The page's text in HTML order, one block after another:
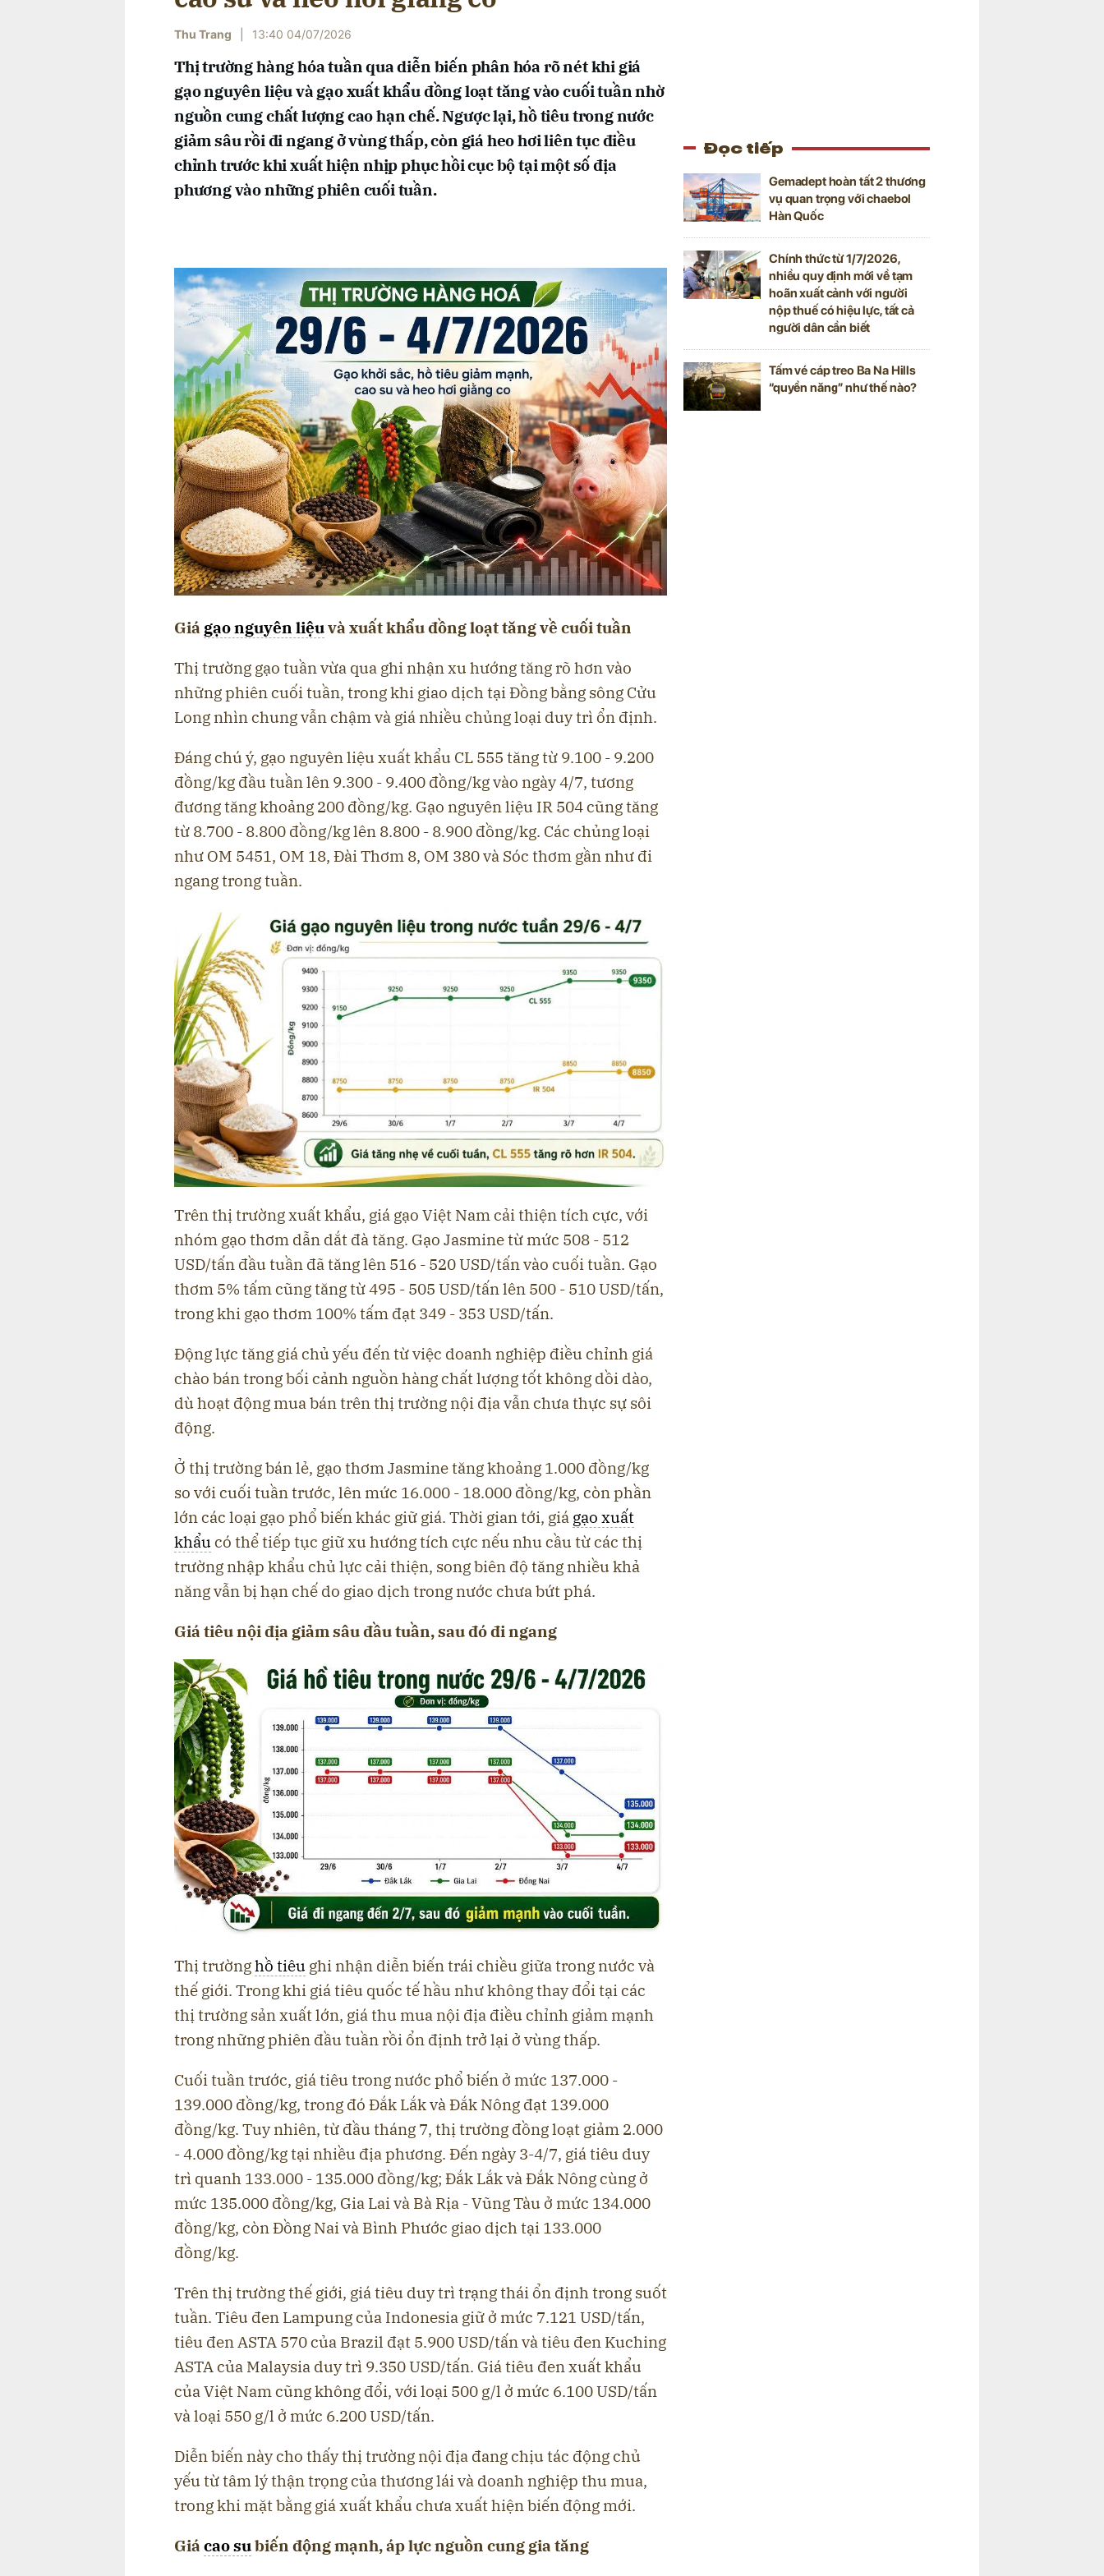
Thu Trang 13:40 04/07/2026
Thị trường hàng hóa tuần qua diễn biến phân hóa rõ nét khi giá
gạo nguyên liệu và gạo xuất khẩu đồng loạt tăng vào cuối tuần nhờ
nguồn cung chất lượng cao hạn chế. Ngược lại, hồ tiêu trong nước
giảm sâu rồi đi ngang ở vùng thấp, còn giá heo hơi liên tục điều
chỉnh trước khi xuất hiện nhịp phục hồi cục bộ tại một số địa
phương vào những phiên cuối tuần.
Giá gạo nguyên liệuvà xuất khẩu đồng loạt tăng về cuối tuần
Thị trường gạo tuần vừa qua ghi nhận xu hướng tăng rõ hơn vào
những phiên cuối tuần, trong khi giao dịch tại Đồng bằng sông Cửu
Long nhìn chung vẫn chậm và giá nhiều chủng loại duy trì ổn định.
Đáng chú ý, gạo nguyên liệu xuất khẩu CL 555 tăng từ 9.100 - 9.200
đồng/kg đầu tuần lên 9.300 - 9.400 đồng/kg vào ngày 4/7, tương
đương tăng khoảng 200 đồng/kg. Gạo nguyên liệu IR 504 cũng tăng
từ 8.700 - 8.800 đồng/kg lên 8.800 - 8.900 đồng/kg. Các chủng loại
như OM 5451, OM 18, Đài Thơm 8, OM 380 và Sóc thơm gần như đi
ngang trong tuần.
Trên thị trường xuất khẩu, giá gạo Việt Nam cải thiện tích cực, với
nhóm gạo thơm dẫn dắt đà tăng. Gạo Jasmine từ mức 508 - 512
USD/tấn đầu tuần đã tăng lên 516 - 520 USD/tấn vào cuối tuần. Gạo
thơm 5% tấm cũng tăng từ 495 - 505 USD/tấn lên 500 - 510 USD/tấn,
trong khi gạo thơm 100% tấm đạt 349 - 353 USD/tấn.
Động lực tăng giá chủ yếu đến từ việc doanh nghiệp điều chỉnh giá
chào bán trong bối cảnh nguồn hàng chất lượng tốt không dồi dào,
dù hoạt động mua bán trên thị trường nội địa vẫn chưa thực sự sôi
động.
Ở thị trường bán lẻ, gạo thơm Jasmine tăng khoảng 1.000 đồng/kg
so với cuối tuần trước, lên mức 16.000 - 18.000 đồng/kg, còn phần
lớn các loại gạo phổ biến khác giữ giá. Thời gian tới, giá gạo xuất
khẩucó thể tiếp tục giữ xu hướng tích cực nếu nhu cầu từ các thị
trường nhập khẩu chủ lực cải thiện, song biên độ tăng nhiều khả
năng vẫn bị hạn chế do giao dịch trong nước chưa bứt phá.
Giá tiêu nội địa giảm sâu đầu tuần, sau đó đi ngang
Thị trườnghồ tiêu ghi nhận diễn biến trái chiều giữa trong nước và
thế giới. Trong khi giá tiêu quốc tế hầu như không thay đổi tại các
thị trường sản xuất lớn, giá thu mua nội địa điều chỉnh giảm mạnh
trong những phiên đầu tuần rồi ổn định trở lại ở vùng thấp.
Cuối tuần trước, giá tiêu trong nước phổ biến ở mức 137.000 -
139.000 đồng/kg, trong đó Đắk Lắk và Đắk Nông đạt 139.000
đồng/kg. Tuy nhiên, từ đầu tháng 7, thị trường đồng loạt giảm 2.000
- 4.000 đồng/kg tại nhiều địa phương. Đến ngày 3-4/7, giá tiêu duy
trì quanh 133.000 - 135.000 đồng/kg; Đắk Lắk và Đắk Nông cùng ở
mức 135.000 đồng/kg, Gia Lai và Bà Rịa - Vũng Tàu ở mức 134.000
đồng/kg, còn Đồng Nai và Bình Phước giao dịch tại 133.000
đồng/kg.
Trên thị trường thế giới, giá tiêu duy trì trạng thái ổn định trong suốt
tuần. Tiêu đen Lampung của Indonesia giữ ở mức 7.121 USD/tấn,
tiêu đen ASTA 570 của Brazil đạt 5.900 USD/tấn và tiêu đen Kuching
ASTA của Malaysia duy trì 9.350 USD/tấn. Giá tiêu đen xuất khẩu
của Việt Nam cũng không đổi, với loại 500 g/l ở mức 6.100 USD/tấn
và loại 550 g/l ở mức 6.200 USD/tấn.
Diễn biến này cho thấy thị trường nội địa đang chịu tác động chủ
yếu từ tâm lý thận trọng của thương lái và doanh nghiệp thu mua,
trong khi mặt bằng giá xuất khẩu chưa xuất hiện biến động mới.
Giá cao subiến động mạnh, áp lực nguồn cung gia tăng
Đọc tiếp
Gemadept hoàn tất 2 thương
vụ quan trọng với chaebol
Hàn Quốc
Chính thức từ 1/7/2026,
nhiều quy định mới về tạm
hoãn xuất cảnh với người
nộp thuế có hiệu lực, tất cả
người dân cần biết
Tấm vé cáp treo Ba Na Hills
“quyền năng” như thế nào?